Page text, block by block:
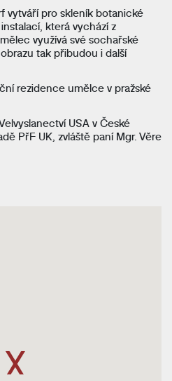
vytváří pro skleník botanické
která vychází z
využívá své sochařské
tak přibudou i další
rezidence umělce v pražské
USA v České
PřF UK, zvláště paní Mgr. Věre